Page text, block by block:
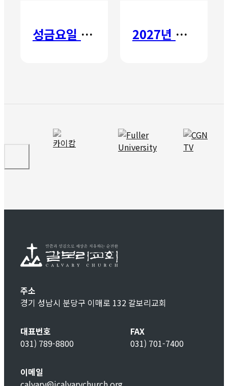
성금요일 칸타타 2027년 갈보리 어학원 유치부 신입생 모집
주소
경기 성남시 분당구 이매로 132 갈보리교회
대표번호
031) 789-8800
FAX
031) 701-7400
이메일